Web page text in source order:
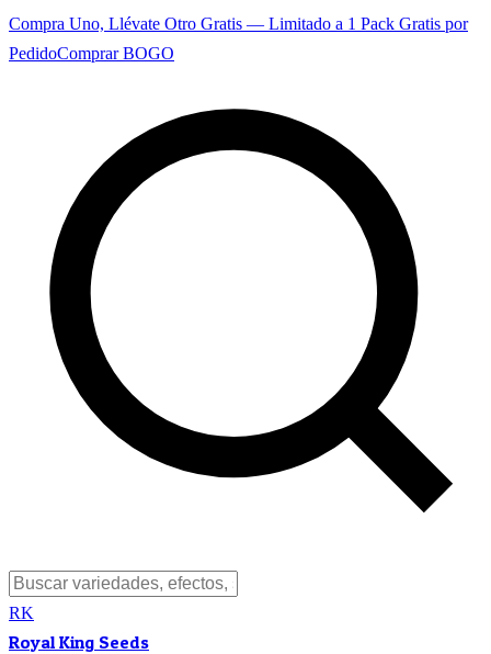
Compra Uno, Llévate Otro Gratis — Limitado a 1 Pack Gratis por
PedidoComprar BOGO
RK
Royal King Seeds